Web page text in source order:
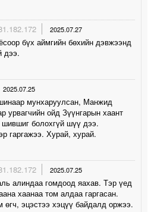
2025.07.27
бүх аймгийн бөхийн дэвжээнд
дээ.
2025.07.25
мунхаруулсан, Манжид
урвагчийн ойд Зүүнгарын хаант
болохгүй шүү дээ.
гаргажээ. Хурай, хурай.
2025.07.25
алиндаа гомдоод яахав. Тэр үед
хаанаа том алдаа гаргасан.
эцэстээ хэцүү байдалд оржээ.